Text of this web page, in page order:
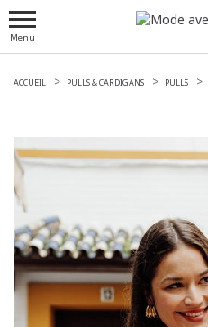
Menu
ACCUEIL PULLS & CARDIGANS PULLS